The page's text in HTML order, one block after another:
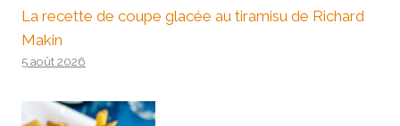
La recette de coupe glacée au tiramisu de Richard
Makin
5 août 2026